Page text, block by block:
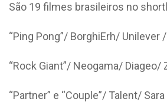
São 19 filmes brasileiros no
“Ping Pong”/ BorghiErh/ Unilever
“Rock Giant”/ Neogama/ Diageo/
“Partner” e “Couple”/ Talent/